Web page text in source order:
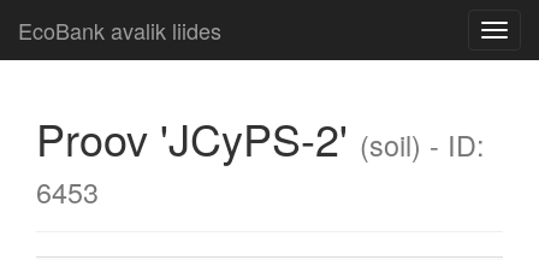
EcoBank avalik liides
Proov 'JCyPS-2' (soil) - ID:
6453